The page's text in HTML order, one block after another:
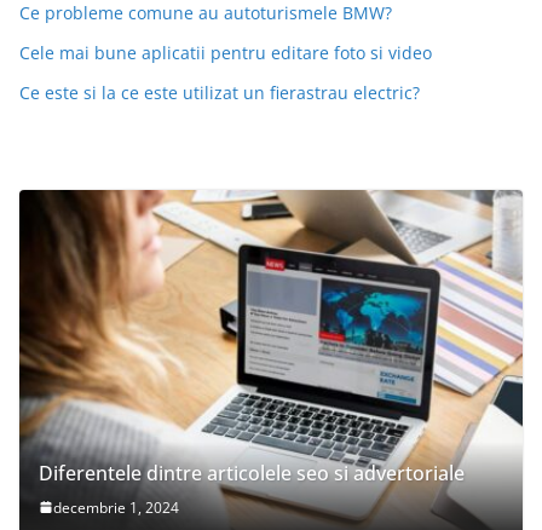
Ce probleme comune au autoturismele BMW?
Cele mai bune aplicatii pentru editare foto si video
Ce este si la ce este utilizat un fierastrau electric?
Diferentele dintre articolele seo si advertoriale
decembrie 1, 2024